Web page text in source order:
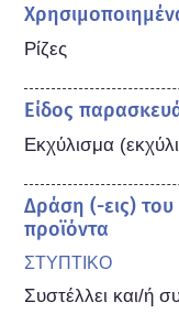
Ρίζες
Είδος
Εκχύλισμα
Δράση (-εις) του
προϊόντα
ΣΤΥΠΤΙΚΟ
Συστέλλει και/ή